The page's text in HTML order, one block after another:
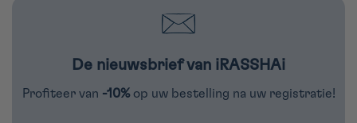
De nieuwsbrief van iRASSHAi
Profiteer van -10% op uw bestelling na uw registratie!